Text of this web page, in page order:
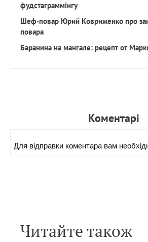
фудстаграммінгу
Шеф-повар Юрий Ковриженко про
повара
Баранина на мангале: рецепт от
Коментарi
Для вiдправки коментара вам
Читайте також